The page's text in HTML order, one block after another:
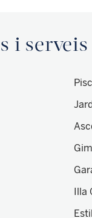
i serveis
Illa